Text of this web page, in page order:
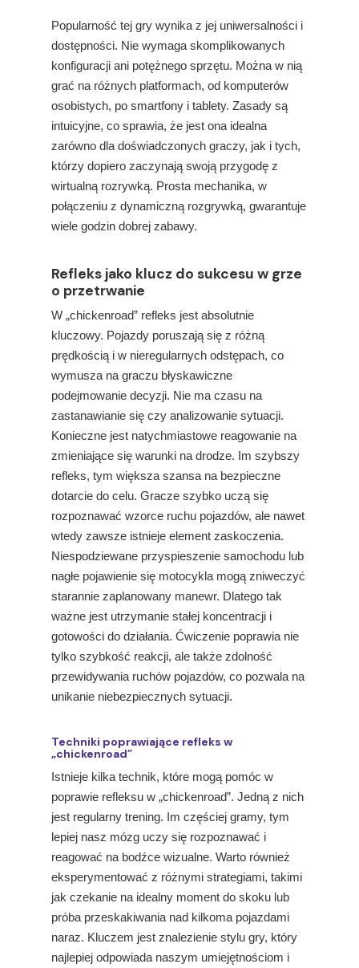
Popularność tej gry wynika z jej uniwersalności i
dostępności. Nie wymaga skomplikowanych
konfiguracji ani potężnego sprzętu. Można w nią
grać na różnych platformach, od komputerów
osobistych, po smartfony i tablety. Zasady są
intuicyjne, co sprawia, że jest ona idealna
zarówno dla doświadczonych graczy, jak i tych,
którzy dopiero zaczynają swoją przygodę z
wirtualną rozrywką. Prosta mechanika, w
połączeniu z dynamiczną rozgrywką, gwarantuje
wiele godzin dobrej zabawy.
Refleks jako klucz do sukcesu w grze
o przetrwanie
W „chickenroad” refleks jest absolutnie
kluczowy. Pojazdy poruszają się z różną
prędkością i w nieregularnych odstępach, co
wymusza na graczu błyskawiczne
podejmowanie decyzji. Nie ma czasu na
zastanawianie się czy analizowanie sytuacji.
Konieczne jest natychmiastowe reagowanie na
zmieniające się warunki na drodze. Im szybszy
refleks, tym większa szansa na bezpieczne
dotarcie do celu. Gracze szybko uczą się
rozpoznawać wzorce ruchu pojazdów, ale nawet
wtedy zawsze istnieje element zaskoczenia.
Niespodziewane przyspieszenie samochodu lub
nagłe pojawienie się motocykla mogą zniweczyć
starannie zaplanowany manewr. Dlatego tak
ważne jest utrzymanie stałej koncentracji i
gotowości do działania. Ćwiczenie poprawia nie
tylko szybkość reakcji, ale także zdolność
przewidywania ruchów pojazdów, co pozwala na
unikanie niebezpiecznych sytuacji.
Techniki poprawiające refleks w
„chickenroad”
Istnieje kilka technik, które mogą pomóc w
poprawie refleksu w „chickenroad”. Jedną z nich
jest regularny trening. Im częściej gramy, tym
lepiej nasz mózg uczy się rozpoznawać i
reagować na bodźce wizualne. Warto również
eksperymentować z różnymi strategiami, takimi
jak czekanie na idealny moment do skoku lub
próba przeskakiwania nad kilkoma pojazdami
naraz. Kluczem jest znalezienie stylu gry, który
najlepiej odpowiada naszym umiejętnościom i